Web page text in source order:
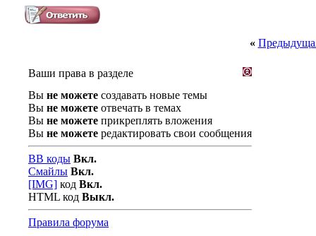
«
Ваши права в разделе
Вы не можете создавать новые темы
Вы не можете отвечать в темах
Вы не можете прикреплять вложения
Вы не можете редактировать свои сообщения
BB коды Вкл.
Смайлы Вкл.
[IMG] код Вкл.
HTML код Выкл.
Правила форума